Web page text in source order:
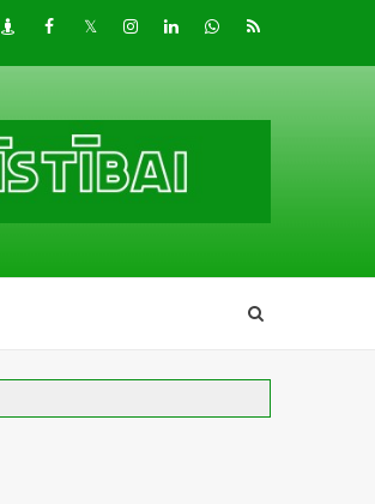
DraugiemFacebook
TwitterInstagram
LinkedInwhatsapp
RSS